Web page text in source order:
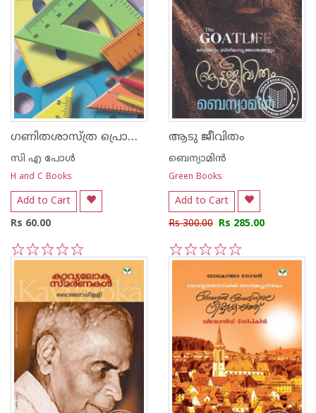
ഗണിതശാസ്ത്ര പ്രൊജക്ടുകള്‍
സി എ പോള്‍
H and C Books
Add to Cart
Rs 60.00
5
4
3
2
1
ആടു ജീവിതം
ബെന്യാമിന്‍
Green Books
Add to Cart
Rs 300.00 Rs 285.00
5
4
3
2
1